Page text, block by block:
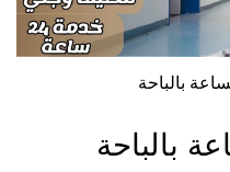
بالباحة
بالباحة